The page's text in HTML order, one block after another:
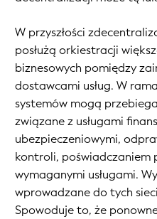
W przyszłości
posłużą orkiestracji
biznesowych pomiędzy
dostawcami usług. W
systemów mogą
związane z usługami
ubezpieczeniowymi,
kontroli, poświadczaniem
wymaganymi usługami.
wprowadzane do tych
Spowoduje to, że